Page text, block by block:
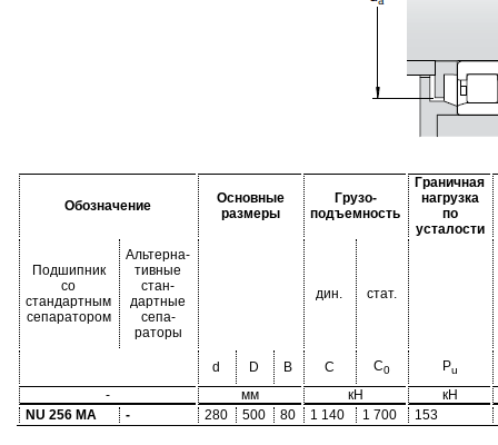
Обозначение
Основные
размеры
Грузо-
подъемность
Граничная
нагрузка
по
усталости
Подшипник
со
стандартным
сепаратором
Альтерна-
тивные
стан-
дартные
сепа-
раторы
дин. стат.
d D B C C0 Pu
- мм кН
кН
NU 256 MA
- 280 500 80 1 140 1 700 153